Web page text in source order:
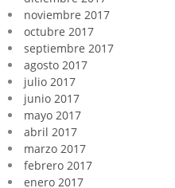
noviembre 2017
octubre 2017
septiembre 2017
agosto 2017
julio 2017
junio 2017
mayo 2017
abril 2017
marzo 2017
febrero 2017
enero 2017